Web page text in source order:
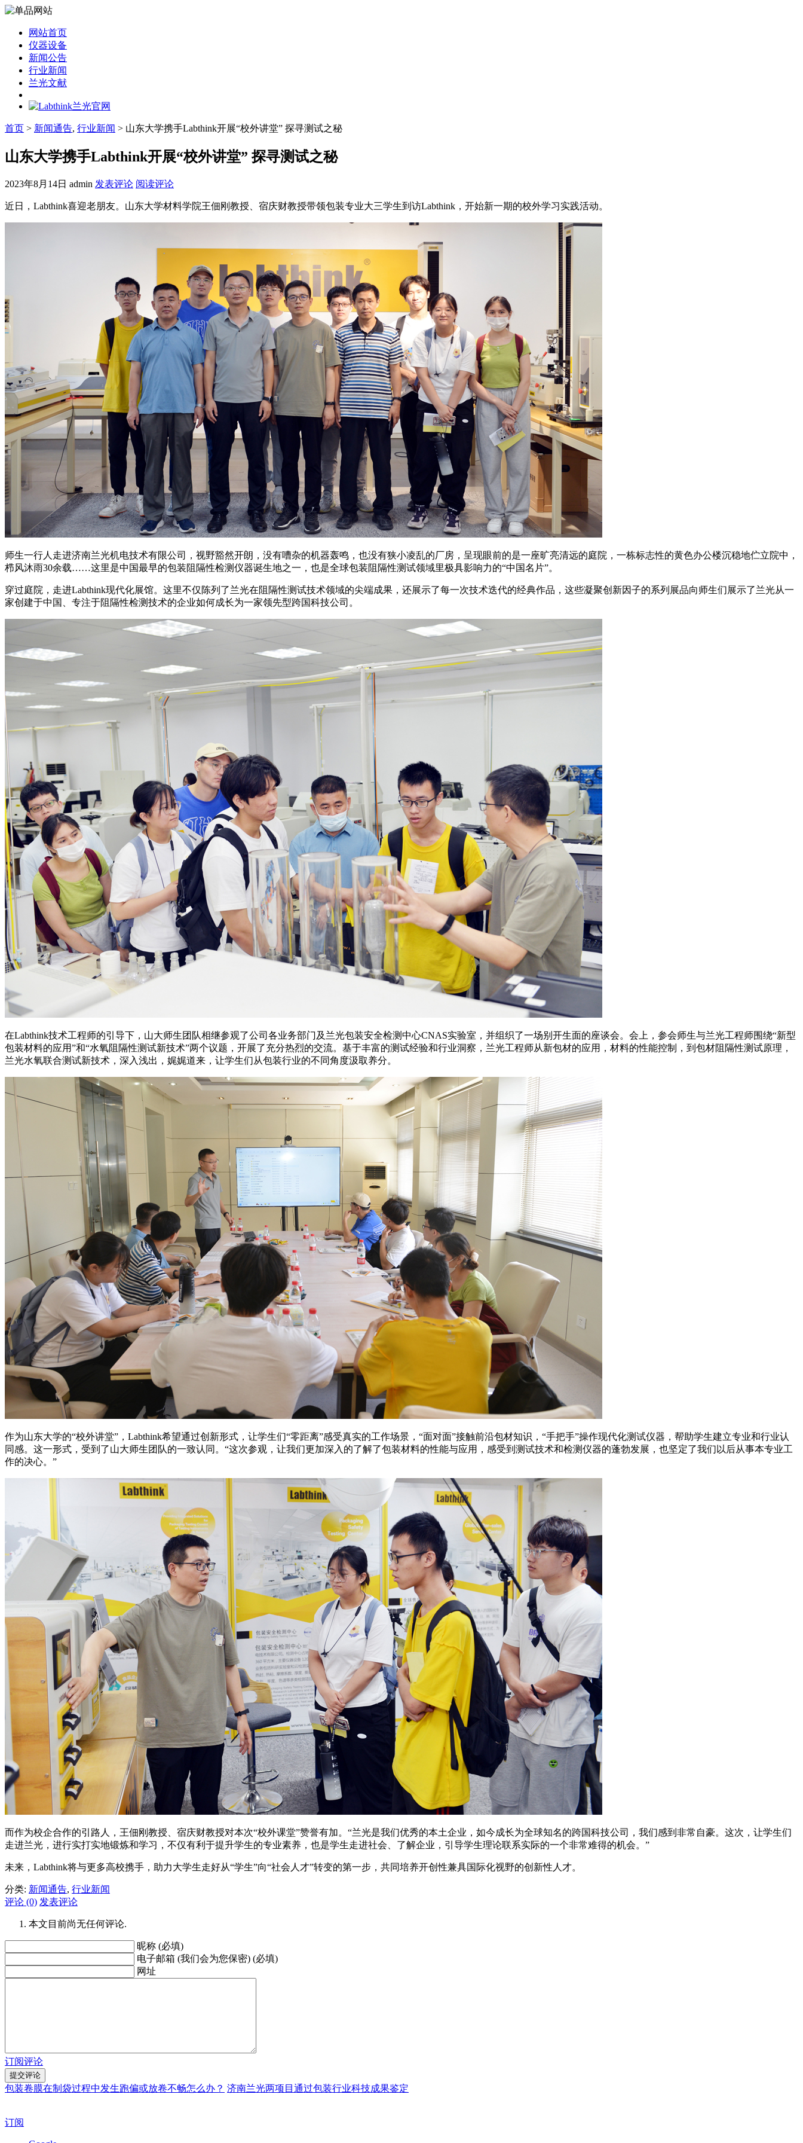
网站首页
仪器设备
新闻公告
行业新闻
兰光文献
首页 > 新闻通告, 行业新闻 > 山东大学携手Labthink开展“校外讲堂” 探寻测试之秘
山东大学携手Labthink开展“校外讲堂” 探寻测试之秘
2023年8月14日 admin 发表评论 阅读评论
近日，Labthink喜迎老朋友。山东大学材料学院王佃刚教授、宿庆财教授带领包装专业大三学生到访Labthink，开始新一期的校外学习实践活动。
师生一行人走进济南兰光机电技术有限公司，视野豁然开朗，没有嘈杂的机器轰鸣，也没有狭小凌乱的厂房，呈现眼前的是一座旷亮清远的庭院，一栋标志性的黄色办公楼沉稳地伫立院中，
栉风沐雨30余载……这里是中国最早的包装阻隔性检测仪器诞生地之一，也是全球包装阻隔性测试领域里极具影响力的“中国名片”。
穿过庭院，走进Labthink现代化展馆。这里不仅陈列了兰光在阻隔性测试技术领域的尖端成果，还展示了每一次技术迭代的经典作品，这些凝聚创新因子的系列展品向师生们展示了兰光从一
家创建于中国、专注于阻隔性检测技术的企业如何成长为一家领先型跨国科技公司。
在Labthink技术工程师的引导下，山大师生团队相继参观了公司各业务部门及兰光包装安全检测中心CNAS实验室，并组织了一场别开生面的座谈会。会上，参会师生与兰光工程师围绕“新型
包装材料的应用”和“水氧阻隔性测试新技术”两个议题，开展了充分热烈的交流。基于丰富的测试经验和行业洞察，兰光工程师从新包材的应用，材料的性能控制，到包材阻隔性测试原理，
兰光水氧联合测试新技术，深入浅出，娓娓道来，让学生们从包装行业的不同角度汲取养分。
作为山东大学的“校外讲堂”，Labthink希望通过创新形式，让学生们“零距离”感受真实的工作场景，“面对面”接触前沿包材知识，“手把手”操作现代化测试仪器，帮助学生建立专业和行业认
同感。这一形式，受到了山大师生团队的一致认同。“这次参观，让我们更加深入的了解了包装材料的性能与应用，感受到测试技术和检测仪器的蓬勃发展，也坚定了我们以后从事本专业工
作的决心。”
而作为校企合作的引路人，王佃刚教授、宿庆财教授对本次“校外课堂”赞誉有加。“兰光是我们优秀的本土企业，如今成长为全球知名的跨国科技公司，我们感到非常自豪。这次，让学生们
走进兰光，进行实打实地锻炼和学习，不仅有利于提升学生的专业素养，也是学生走进社会、了解企业，引导学生理论联系实际的一个非常难得的机会。”
未来，Labthink将与更多高校携手，助力大学生走好从“学生”向“社会人才”转变的第一步，共同培养开创性兼具国际化视野的创新性人才。
分类: 新闻通告, 行业新闻
评论 (0) 发表评论
本文目前尚无任何评论.
昵称 (必填)
电子邮箱 (我们会为您保密) (必填)
网址
订阅评论
包装卷膜在制袋过程中发生跑偏或放卷不畅怎么办？ 济南兰光两项目通过包装行业科技成果鉴定
订阅